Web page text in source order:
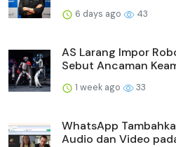
6 days ago 43
AS Larang Impor
Sebut Ancaman
1 week ago 33
WhatsApp
Audio dan Video